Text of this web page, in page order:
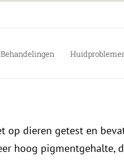
Behandelingen
dieren getest en
hoog